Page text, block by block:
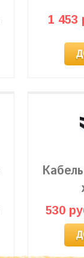
1 453
530